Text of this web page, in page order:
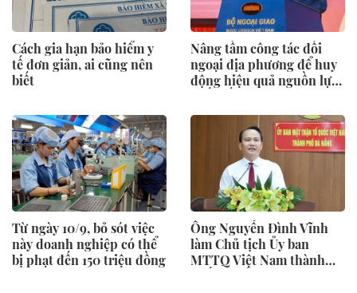
Cách gia hạn bảo hiểm y
tế đơn giản, ai cũng nên
biết
Nâng tầm công tác đối
ngoại địa phương để huy
động hiệu quả nguồn lực
Từ ngày 10/9, bỏ sót việc
này doanh nghiệp có thể
bị phạt đến 150 triệu đồng
Ông Nguyễn Đình Vĩnh
làm Chủ tịch Ủy ban
MTTQ Việt Nam thành